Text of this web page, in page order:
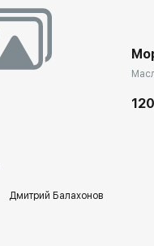
Дмитрий Балахонов